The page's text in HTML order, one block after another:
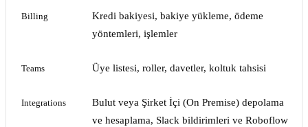
Billing
Kredi bakiyesi, bakiye yükleme, ödeme
yöntemleri, işlemler
Teams Üye listesi, roller, davetler, koltuk tahsisi
Integrations
Bulut veya Şirket İçi (On Premise) depolama
ve hesaplama, Slack bildirimleri ve Roboflow